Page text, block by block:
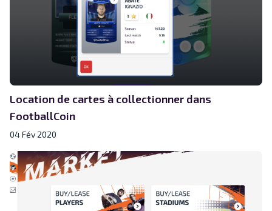
Location de cartes à collectionner dans
FootballCoin
04 Fév 2020